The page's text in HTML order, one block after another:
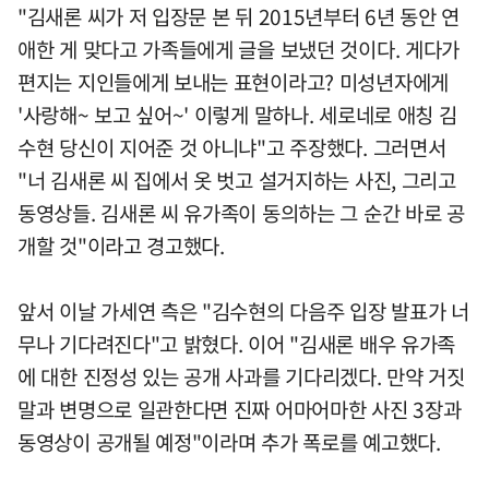
"김새론 씨가 저 입장문 본 뒤 2015년부터 6년 동안 연
애한 게 맞다고 가족들에게 글을 보냈던 것이다. 게다가
편지는 지인들에게 보내는 표현이라고? 미성년자에게
'사랑해~ 보고 싶어~' 이렇게 말하나. 세로네로 애칭 김
수현 당신이 지어준 것 아니냐"고 주장했다. 그러면서
"너 김새론 씨 집에서 옷 벗고 설거지하는 사진, 그리고
동영상들. 김새론 씨 유가족이 동의하는 그 순간 바로 공
개할 것"이라고 경고했다.
앞서 이날 가세연 측은 "김수현의 다음주 입장 발표가 너
무나 기다려진다"고 밝혔다. 이어 "김새론 배우 유가족
에 대한 진정성 있는 공개 사과를 기다리겠다. 만약 거짓
말과 변명으로 일관한다면 진짜 어마어마한 사진 3장과
동영상이 공개될 예정"이라며 추가 폭로를 예고했다.